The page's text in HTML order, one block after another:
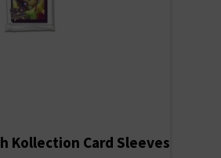
Kollection Card Sleeves